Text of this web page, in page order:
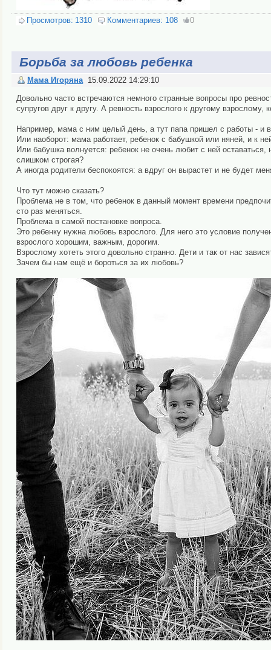
Просмотров: 1310 Комментариев: 108 0
Борьба за любовь ребенка
Мама Игоряна 15.09.2022 14:29:10
Довольно часто встречаются немного странные вопросы про
супругов друг к другу. А ревность взрослого к другому взрослому,
Например, мама с ним целый день, а тут папа пришел с работы - и
Или наоборот: мама работает, ребенок с бабушкой или няней, и к
Или бабушка волнуется: ребенок не очень любит с ней
слишком строгая?
А иногда родители беспокоятся: а вдруг он вырастет и не будет
Что тут можно сказать?
Проблема не в том, что ребенок в данный момент времени
сто раз меняться.
Проблема в самой постановке вопроса.
Это ребенку нужна любовь взрослого. Для него это условие
взрослого хорошим, важным, дорогим.
Взрослому хотеть этого довольно странно. Дети и так от нас
Зачем бы нам ещё и бороться за их любовь?